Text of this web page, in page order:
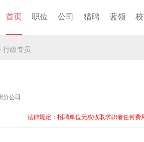
首页 职位 公司 猎聘 蓝领
行政专员
分公司
法律规定：招聘单位无权收取求职者任何费